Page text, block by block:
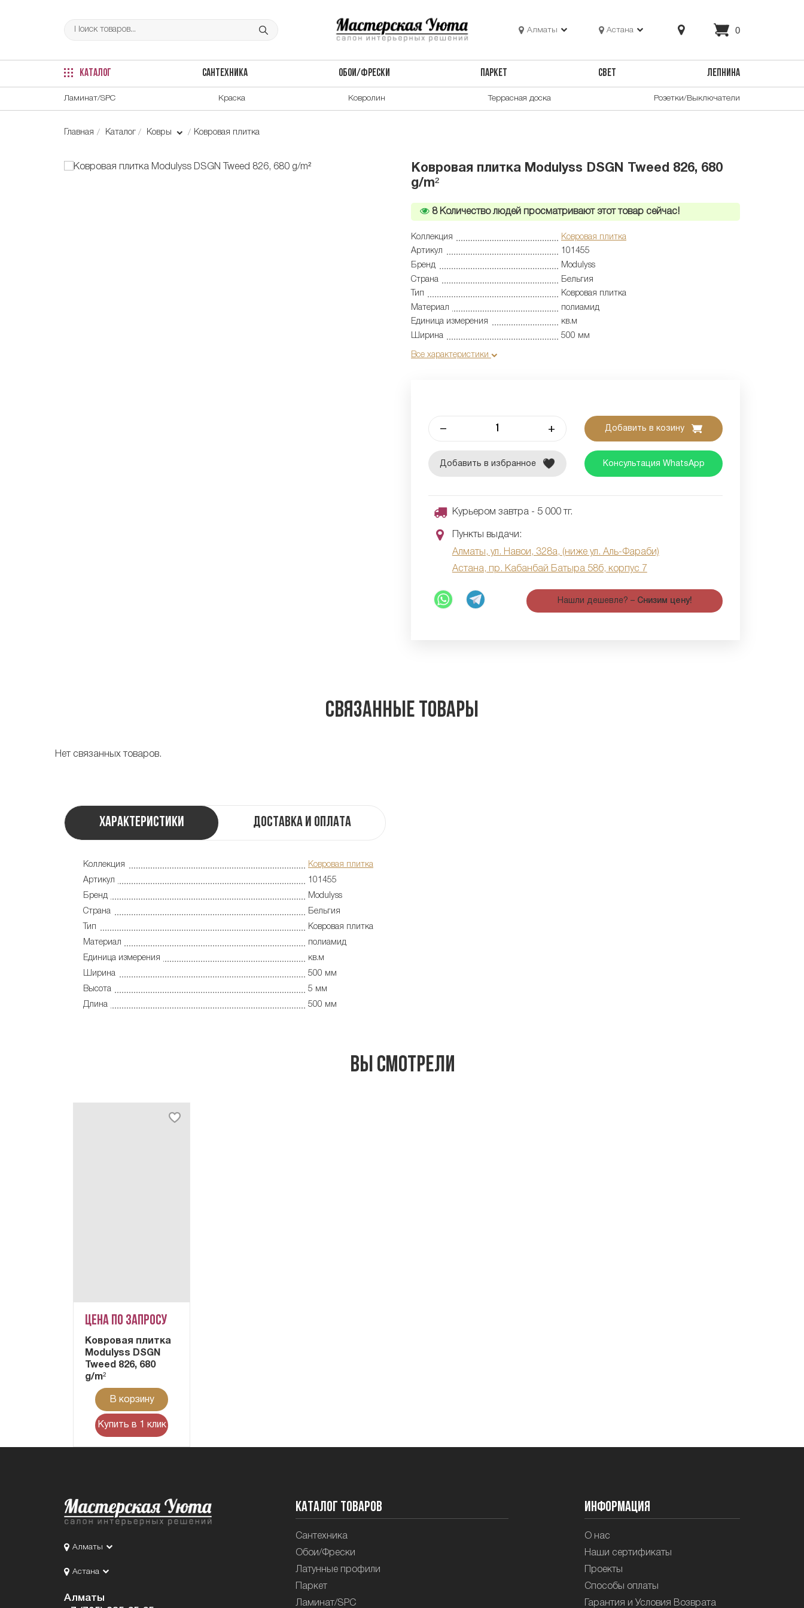
Алматы Астана 0
КАТАЛОГ САНТЕХНИКА ОБОИ/ФРЕСКИ ПАРКЕТ СВЕТ ЛЕПНИНА
Ламинат/SPC Краска Ковролин Террасная доска Розетки/Выключатели
Главная Каталог Ковры Ковровая плитка
Ковровая плитка Modulyss DSGN Tweed 826, 680
g/m²
8Количество людей просматривают этот товар сейчас!
Коллекция
Ковровая плитка
Артикул
101455
Бренд
Modulyss
Страна
Бельгия
Тип
Ковровая плитка
Материал
полиамид
Единица измерения
кв.м
Ширина
500 мм
Все характеристики
– + Добавить в козину
Добавить в избранное Консультация WhatsApp
Курьером завтра - 5 000 тг.
Пункты выдачи:
Алматы, ул. Навои, 328а, (ниже ул. Аль-Фараби)
Астана, пр. Кабанбай Батыра 58б, корпус 7
Нашли дешевле? – Снизим цену!
Связанные товары
Нет связанных товаров.
Характеристики Доставка и оплата
Коллекция
Ковровая плитка
Артикул
101455
Бренд
Modulyss
Страна
Бельгия
Тип
Ковровая плитка
Материал
полиамид
Единица измерения
кв.м
Ширина
500 мм
Высота
5 мм
Длина
500 мм
Вы смотрели
Цена по запросу
Ковровая плитка
Modulyss DSGN
Tweed 826, 680
g/m²
В корзину
Купить в 1 клик
Алматы
Астана
Алматы
Каталог товаров
Сантехника
Обои/Фрески
Латунные профили
Паркет
Ламинат/SPC
Информация
О нас
Наши сертификаты
Проекты
Способы оплаты
Гарантия и Условия Возврата